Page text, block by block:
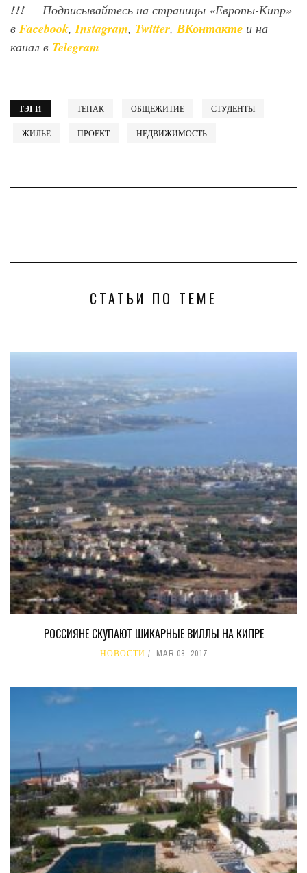
!!! — Подписывайтесь на страницы «Европы-Кипр»
в Facebook, Instagram, Twitter, ВКонтакте и на
канал в Telegram
ТЭГИ ТЕПАК ОБЩЕЖИТИЕ СТУДЕНТЫ
ЖИЛЬЕ ПРОЕКТ НЕДВИЖИМОСТЬ
СТАТЬИ ПО ТЕМЕ
РОССИЯНЕ СКУПАЮТ ШИКАРНЫЕ ВИЛЛЫ НА КИПРЕ
НОВОСТИ MAR 08, 2017